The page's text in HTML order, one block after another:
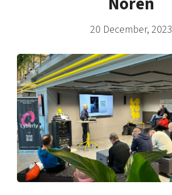
Manufacturing industries
Global talent
Visual technologies
Shaping cities and regions
Bright East
East Sweden Tech Women
Tech startups
Upscaling
Talent & skills
Startup & industry collaboration
Offers to boost your business
Our story, mission & vision
Our community of companies
Projects
Publications
Project toolbox
40 years anniversary
Today's lunch in Mjärdevi
20 December, 2023